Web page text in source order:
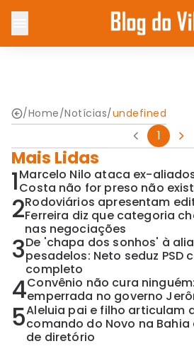
/Home/Notícias/undefined
1
Mais Lidas
1Marcelo Nilo ataca ex-
Costa não for preso não
2Rodoviários apresentam
Ferreira diz que categoria
nas negociações
3De 'chapa dos sonhos' à
pesadelos: Neto seduz PSD
completo
4Convênio não cura
emperrada no governo
5Aleluia pai e filho articulam
comando do Novo na
de diretório